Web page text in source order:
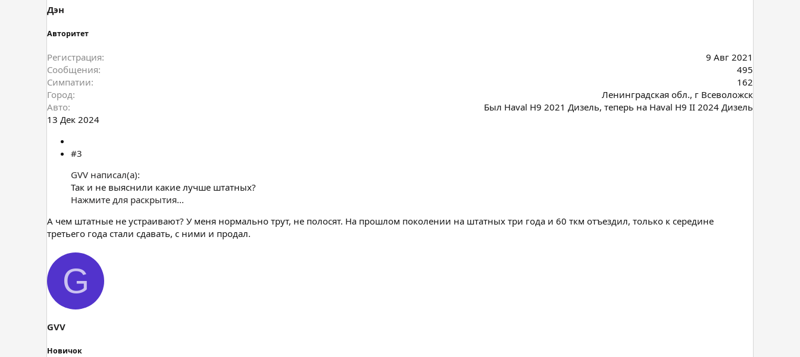
Дэн
Авторитет
Регистрация
9 Авг 2021
Сообщения
495
Симпатии
162
Город
Ленинградская обл., г Всеволожск
Авто
Был Haval H9 2021 Дизель, теперь на Haval H9 II 2024 Дизель
13 Дек 2024
#3
GVV написал(а):
Так и не выяснили какие лучше штатных?
Нажмите для раскрытия...
А чем штатные не устраивают? У меня нормально трут, не полосят. На прошлом поколении на штатных три года и 60 ткм отъездил, только к середине
третьего года стали сдавать, с ними и продал.
G
GVV
Новичок